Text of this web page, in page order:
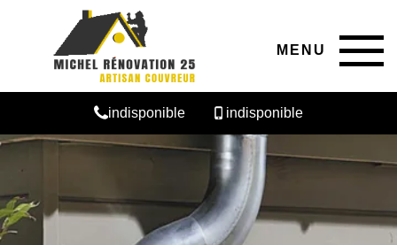
MENU
indisponible indisponible